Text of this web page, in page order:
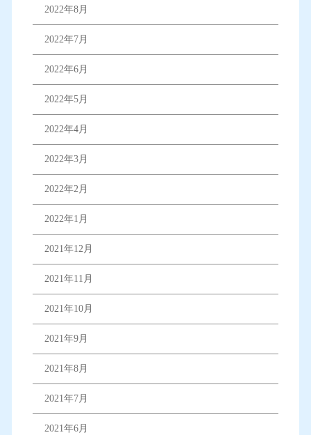
2022年8月
2022年7月
2022年6月
2022年5月
2022年4月
2022年3月
2022年2月
2022年1月
2021年12月
2021年11月
2021年10月
2021年9月
2021年8月
2021年7月
2021年6月